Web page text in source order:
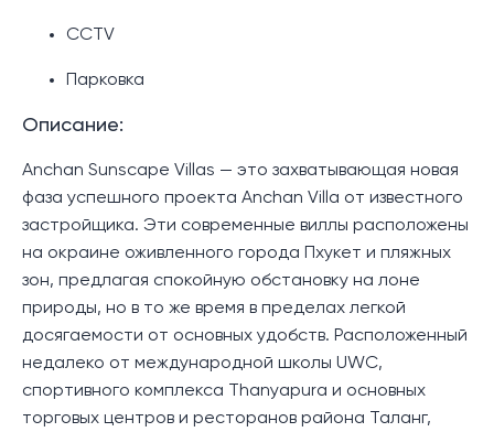
CCTV
Парковка
Описание:
Anchan Sunscape Villas — это захватывающая новая
фаза успешного проекта Anchan Villa от известного
застройщика. Эти современные виллы расположены
на окраине оживленного города Пхукет и пляжных
зон, предлагая спокойную обстановку на лоне
природы, но в то же время в пределах легкой
досягаемости от основных удобств. Расположенный
недалеко от международной школы UWC,
спортивного комплекса Thanyapura и основных
торговых центров и ресторанов района Таланг,